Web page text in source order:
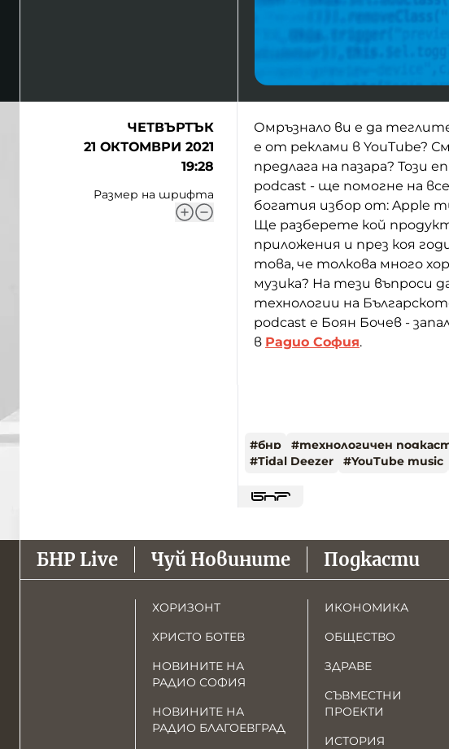
ЧЕТВЪРТЪК
21 ОКТОМВРИ 2021
19:28
Размер на шрифта
Омръзнало ви е да
е от реклами в YouTube?
предлага на пазара? Този
podcast - ще помогне на
богатия избор от: Apple
Ще разберете кой
приложения и през коя
това, че толкова много
музика? На тези въпроси
технологии на
podcast е Боян Бочев -
в Радио София.
#бнр #технологичен
#Tidal Deezer #YouTube music
БНР Live Чуй Новините
ХОРИЗОНТ
ХРИСТО БОТЕВ
НОВИНИТЕ НА
РАДИО СОФИЯ
НОВИНИТЕ НА
РАДИО БЛАГОЕВГРАД
Подкасти
ИКОНОМИКА
ОБЩЕСТВО
ЗДРАВЕ
СЪВМЕСТНИ
ПРОЕКТИ
ИСТОРИЯ